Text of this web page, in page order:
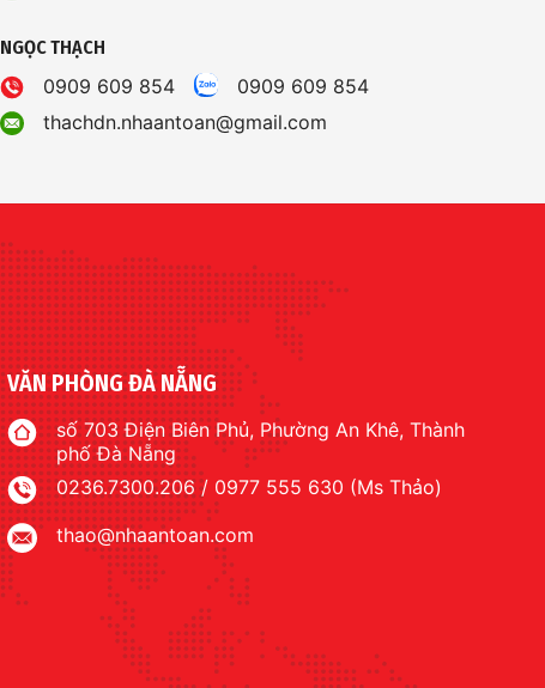
NGỌC THẠCH
0909 609 854
0909 609 854
thachdn.nhaantoan@gmail.com
VĂN PHÒNG ĐÀ NẴNG
số 703 Điện Biên Phủ, Phường An Khê, Thành
phố Đà Nẵng
0236.7300.206 / 0977 555 630 (Ms Thảo)
thao@nhaantoan.com